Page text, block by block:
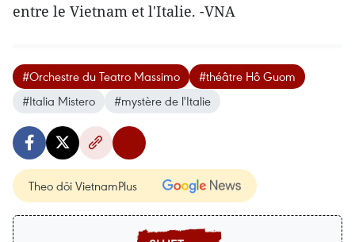
entre le Vietnam et l'Italie. -VNA
#Orchestre du Teatro Massimo
#théâtre Hô Guom
#Italia Mistero
#mystère de l'Italie
Theo dõi VietnamPlus